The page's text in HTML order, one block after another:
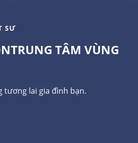
SƯ
TRUNG TÂM VÙNG
tương lai gia đình bạn.